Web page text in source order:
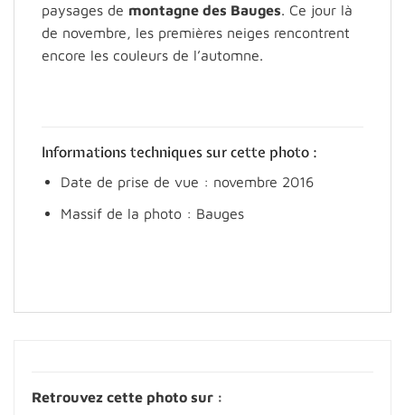
paysages de montagne des Bauges. Ce jour là
de novembre, les premières neiges rencontrent
encore les couleurs de l’automne.
Informations techniques sur cette photo :
Date de prise de vue : novembre 2016
Massif de la photo : Bauges
Retrouvez cette photo sur :